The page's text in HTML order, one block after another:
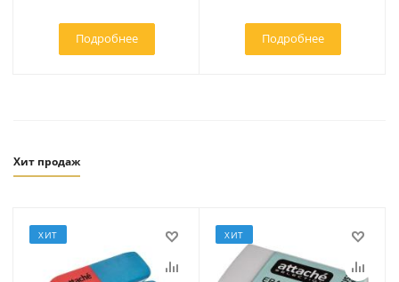
Подробнее Подробнее
Хит продаж
ХИТ ХИТ